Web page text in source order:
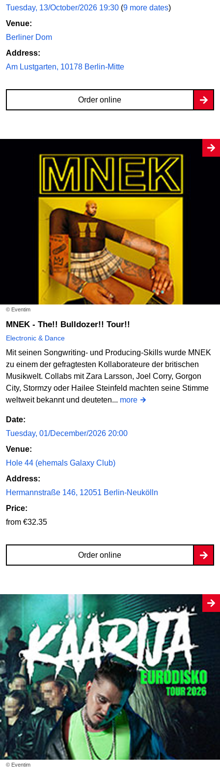
Tuesday, 13/October/2026 19:30 (9 more dates)
Venue:
Berliner Dom
Address:
Am Lustgarten, 10178 Berlin-Mitte
Order online
© Eventim
MNEK - The!! Bulldozer!! Tour!!
Electronic & Dance
Mit seinen Songwriting- und Producing-Skills wurde MNEK
zu einem der gefragtesten Kollaborateure der britischen
Musikwelt. Collabs mit Zara Larsson, Joel Corry, Gorgon
City, Stormzy oder Hailee Steinfeld machten seine Stimme
weltweit bekannt und deuteten... more
Date:
Tuesday, 01/December/2026 20:00
Venue:
Hole 44 (ehemals Galaxy Club)
Address:
Hermannstraße 146, 12051 Berlin-Neukölln
Price:
from €32.35
Order online
© Eventim